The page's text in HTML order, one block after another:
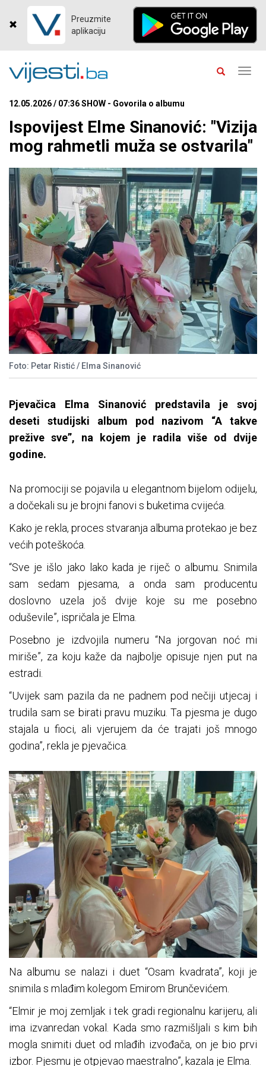
Preuzmite
aplikaciju
12.05.2026 / 07:36 SHOW - Govorila o albumu
Ispovijest Elme Sinanović: "Vizija
mog rahmetli muža se ostvarila"
Foto: Petar Ristić / Elma Sinanović
Pjevačica Elma Sinanović predstavila je svoj
deseti studijski album pod nazivom “A takve
prežive sve”, na kojem je radila više od dvije
godine.
Na promociji se pojavila u elegantnom bijelom odijelu,
a dočekali su je brojni fanovi s buketima cvijeća.
Kako je rekla, proces stvaranja albuma protekao je bez
većih poteškoća.
“Sve je išlo jako lako kada je riječ o albumu. Snimila
sam sedam pjesama, a onda sam producentu
doslovno uzela još dvije koje su me posebno
oduševile”, ispričala je Elma.
Posebno je izdvojila numeru “Na jorgovan noć mi
miriše”, za koju kaže da najbolje opisuje njen put na
estradi.
“Uvijek sam pazila da ne padnem pod nečiji utjecaj i
trudila sam se birati pravu muziku. Ta pjesma je dugo
stajala u fioci, ali vjerujem da će trajati još mnogo
godina”, rekla je pjevačica.
Na albumu se nalazi i duet “Osam kvadrata”, koji je
snimila s mlađim kolegom Emirom Brunčevićem.
“Elmir je moj zemljak i tek gradi regionalnu karijeru, ali
ima izvanredan vokal. Kada smo razmišljali s kim bih
mogla snimiti duet od mlađih izvođača, on je bio prvi
izbor. Pjesmu je otpjevao maestralno”, kazala je Elma.